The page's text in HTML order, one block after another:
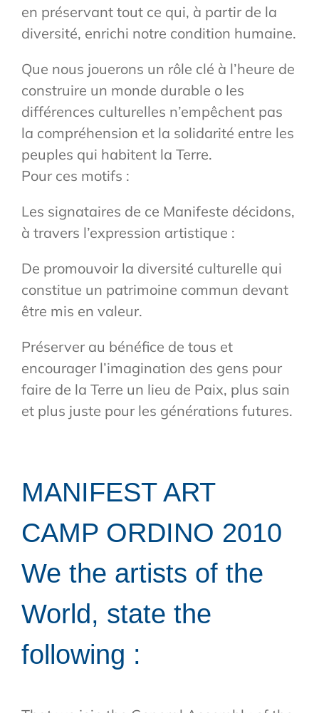
en préservant tout ce qui, à partir de la
diversité, enrichi notre condition humaine.
Que nous jouerons un rôle clé à l’heure de
construire un monde durable o les
différences culturelles n’empêchent pas
la compréhension et la solidarité entre les
peuples qui habitent la Terre.
Pour ces motifs :
Les signataires de ce Manifeste décidons,
à travers l’expression artistique :
De promouvoir la diversité culturelle qui
constitue un patrimoine commun devant
être mis en valeur.
Préserver au bénéfice de tous et
encourager l’imagination des gens pour
faire de la Terre un lieu de Paix, plus sain
et plus juste pour les générations futures.
MANIFEST ART
CAMP ORDINO 2010
We the artists of the
World, state the
following :